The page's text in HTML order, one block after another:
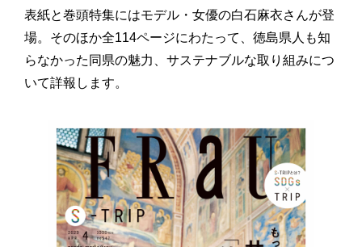
表紙と巻頭特集にはモデル・女優の白石麻衣さんが登
場。そのほか全114ページにわたって、徳島県人も知
らなかった同県の魅力、サステナブルな取り組みにつ
いて詳報します。